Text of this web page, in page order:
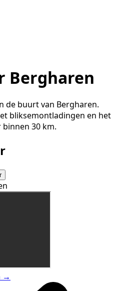
Bergharen
de buurt van Bergharen.
bliksemontladingen en het
30 km.
→